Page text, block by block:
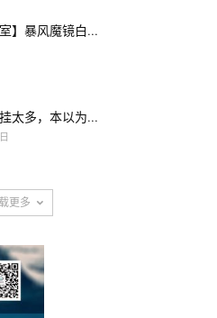
】暴风魔镜白...
太多，本以为...
更多